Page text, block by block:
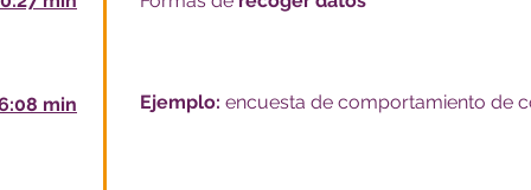
min Ejemplo: encuesta de comportamiento de